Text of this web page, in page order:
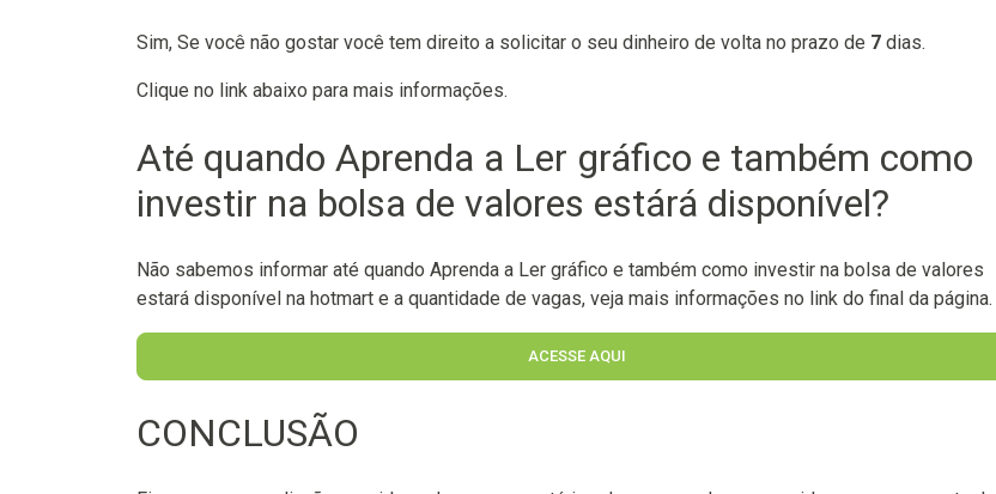
Sim, Se você não gostar você tem direito a solicitar o seu dinheiro de volta no prazo de 7 dias.
Clique no link abaixo para mais informações.
Até quando Aprenda a Ler gráfico e também como
investir na bolsa de valores estárá disponível?
Não sabemos informar até quando Aprenda a Ler gráfico e também como investir na bolsa de valores
estará disponível na hotmart e a quantidade de vagas, veja mais informações no link do final da página.
ACESSE AQUI
CONCLUSÃO